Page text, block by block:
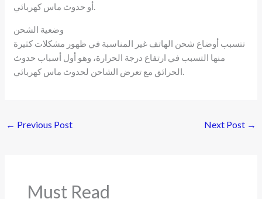
أو حدوث ماس كهربائي.
وضعية الشحن
تتسبب أوضاع شحن الهاتف غير المناسبة في ظهور مشكلات كثيرة
منها التسبب في ارتفاع درجة الحرارة، وهو أول أسباب حدوث
الحرائق مع تعرض الشاحن لحدوث ماس كهربائي.
← Previous Post Next Post →
Must Read